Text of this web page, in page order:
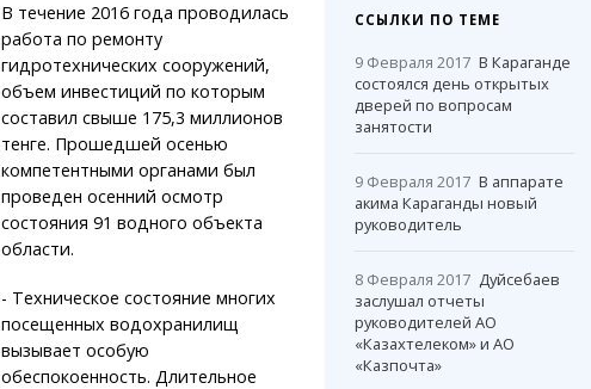
ССЫЛКИ ПО ТЕМЕ
9 Февраля 2017 В Караганде
состоялся день открытых
дверей по вопросам
занятости
9 Февраля 2017 В аппарате
акима Караганды новый
руководитель
8 Февраля 2017 Дуйсебаев
заслушал отчеты
руководителей АО
«Казахтелеком» и АО
«Казпочта»
В течение 2016 года проводилась
работа по ремонту
гидротехнических сооружений,
объем инвестиций по которым
составил свыше 175,3 миллионов
тенге. Прошедшей осенью
компетентными органами был
проведен осенний осмотр
состояния 91 водного объекта
области.
- Техническое состояние многих
посещенных водохранилищ
вызывает особую
обеспокоенность. Длительное